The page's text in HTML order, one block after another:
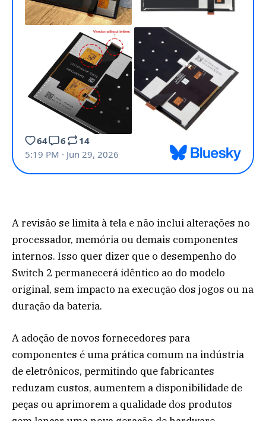
A revisão se limita à tela e não inclui alterações no
processador, memória ou demais componentes
internos. Isso quer dizer que o desempenho do
Switch 2 permanecerá idêntico ao do modelo
original, sem impacto na execução dos jogos ou na
duração da bateria.
A adoção de novos fornecedores para
componentes é uma prática comum na indústria
de eletrônicos, permitindo que fabricantes
reduzam custos, aumentem a disponibilidade de
peças ou aprimorem a qualidade dos produtos